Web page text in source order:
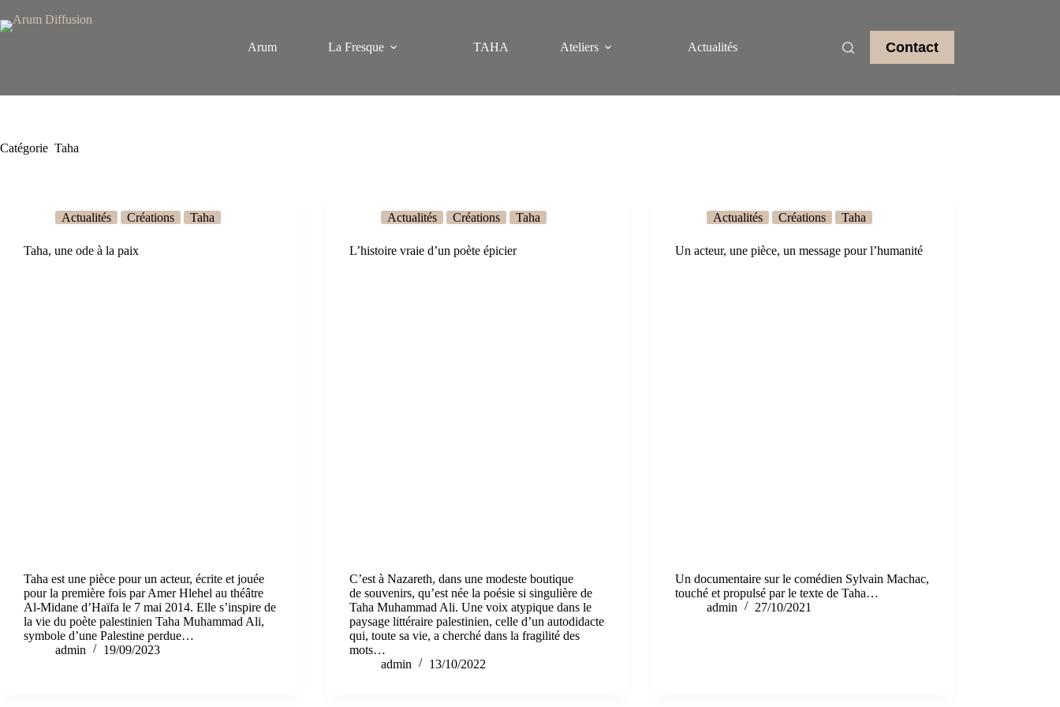
au
contenu
Arum
La Fresque TAHA Ateliers Actualités Contact
Catégorie Taha
Actualités Créations Taha
Taha, une ode à la paix
Taha est une pièce pour un acteur, écrite et jouée
pour la première fois par Amer Hlehel au théâtre
Al-Midane d’Haïfa le 7 mai 2014. Elle s’inspire de
la vie du poète palestinien Taha Muhammad Ali,
symbole d’une Palestine perdue…
admin
19/09/2023
Actualités Créations Taha
L’histoire vraie d’un poète épicier
C’est à Nazareth, dans une modeste boutique
de souvenirs, qu’est née la poésie si singulière de
Taha Muhammad Ali. Une voix atypique dans le
paysage littéraire palestinien, celle d’un autodidacte
qui, toute sa vie, a cherché dans la fragilité des
mots…
admin
13/10/2022
Actualités Créations Taha
Un acteur, une pièce, un message pour l’humanité
Un documentaire sur le comédien Sylvain Machac,
touché et propulsé par le texte de Taha…
admin
27/10/2021